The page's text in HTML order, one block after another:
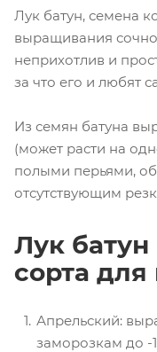
Лук батун, семена
выращивания
неприхотлив и
за что его и любят
Из семян батуна
(может расти на
полыми перьями,
отсутствующим
Лук
сорта для
Апрельский:
заморозкам до -